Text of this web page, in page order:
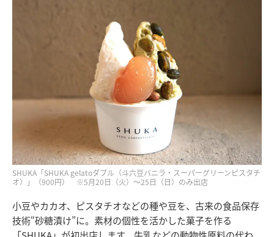
SHUKA「SHUKA gelatoダブル（斗六豆バニラ・スーパーグリーンピスタチ
オ）」（900円） ※5月20日（火）～25日（日）のみ出店
小豆やカカオ、ピスタチオなどの種や豆を、古来の食品保存
技術“砂糖漬け”に。素材の個性を活かした菓子を作る